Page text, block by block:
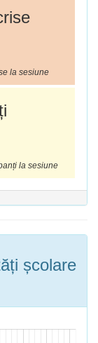
la sesiune
la sesiune
școlare